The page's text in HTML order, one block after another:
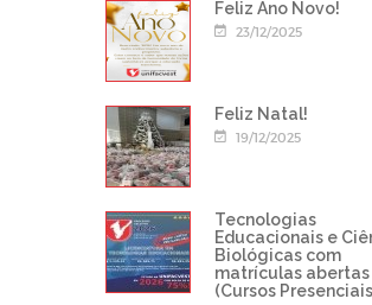
Feliz Ano Novo!
23/12/2025
Feliz Natal!
19/12/2025
Tecnologias
Educacionais e
Biológicas com
matrículas abertas
(Cursos